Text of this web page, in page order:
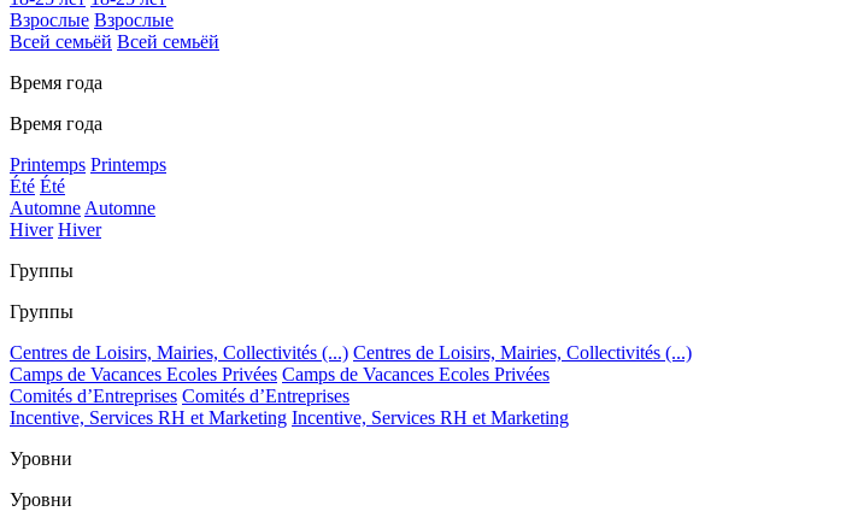
Взрослые Взрослые
Всей семьёй Всей семьёй
Время года
Время года
Printemps Printemps
Été Été
AutomneAutomne
Hiver Hiver
Группы
Группы
Centres de Loisirs, Mairies, Collectivités (...) Centres de Loisirs, Mairies, Collectivités (...)
Camps de Vacances Ecoles Privées Camps de Vacances Ecoles Privées
Comités d’Entreprises Comités d’Entreprises
Incentive, Services RH et Marketing Incentive, Services RH et Marketing
Уровни
Уровни